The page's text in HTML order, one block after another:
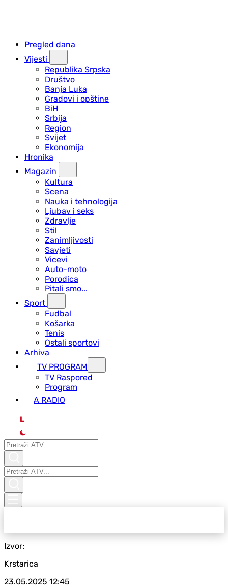
Pregled dana
Vijesti
Republika Srpska
Društvo
Banja Luka
Gradovi i opštine
BiH
Srbija
Region
Svijet
Ekonomija
Hronika
Magazin
Kultura
Scena
Nauka i tehnologija
Ljubav i seks
Zdravlje
Stil
Zanimljivosti
Savjeti
Vicevi
Auto-moto
Porodica
Pitali smo...
Sport
Fudbal
Košarka
Tenis
Ostali sportovi
Arhiva
TV PROGRAM
ТV Raspored
Program
A RADIO
L
Izvor:
Krstarica
23.05.2025 12:45